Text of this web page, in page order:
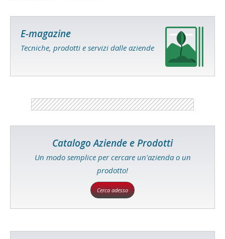
E-magazine
Tecniche, prodotti e servizi dalle aziende
Catalogo Aziende e Prodotti
Un modo semplice per cercare un'azienda o un
prodotto!
Cerca adesso